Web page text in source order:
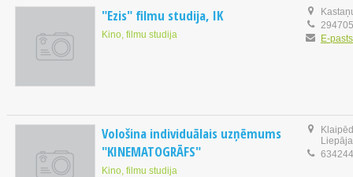
"Ezis" filmu studija, IK
Kino, filmu studija
E-pasts
Vološina individuālais uzņēmums
"KINEMATOGRĀFS"
Kino, filmu studija
Liepāja